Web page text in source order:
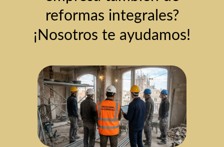
reformas integrales?
¡Nosotros te ayudamos!